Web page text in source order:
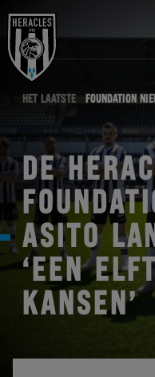
HET LAATSTE FOUNDATION
DE
ASITO
‘EEN
KANSEN’